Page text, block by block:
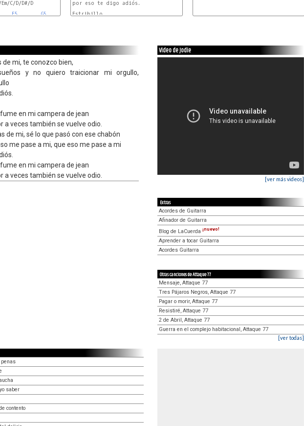
C/D/D#/D
E5 G5 C5
D#5
por eso te digo adiós.
Estribillo
de mi, te conozco bien,
y no quiero traicionar mi orgullo,
en mi campera de jean
a veces también se vuelve odio.
de mi, sé lo que pasó con ese chabón
me pase a mi, que eso me pase a mi
en mi campera de jean
a veces también se vuelve odio.
Video de Jodie
[ver más videos]
Extras
Acordes de Guitarra
Afinador de Guitarra
Blog de LaCuerda ¡nuevo!
Aprender a tocar Guitarra
Acordes Guitarra
Otras canciones de Attaque 77
Mensaje, Attaque 77
Tres Pájaros Negros, Attaque 77
Pagar o morir, Attaque 77
Resistiré, Attaque 77
2 de Abril, Attaque 77
Guerra en el complejo habitacional, Attaque 77
[ver todas]
penas
saber
contento